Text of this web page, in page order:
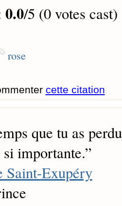
0.0/5 (0 votes cast)
rose
cette citation
que tu as
importante.”
Saint-Exupéry